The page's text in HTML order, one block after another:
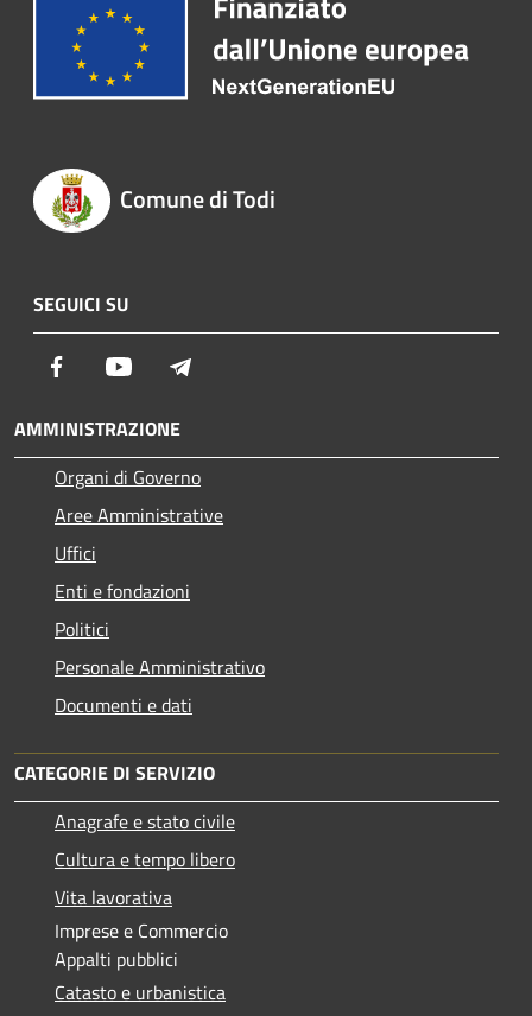
Comune di Todi
SEGUICI SU
Facebook Youtube
AMMINISTRAZIONE
Organi di Governo
Aree Amministrative
Uffici
Enti e fondazioni
Politici
Personale Amministrativo
Documenti e dati
CATEGORIE DI SERVIZIO
Anagrafe e stato civile
Cultura e tempo libero
Vita lavorativa
Imprese e Commercio
Appalti pubblici
Catasto e urbanistica